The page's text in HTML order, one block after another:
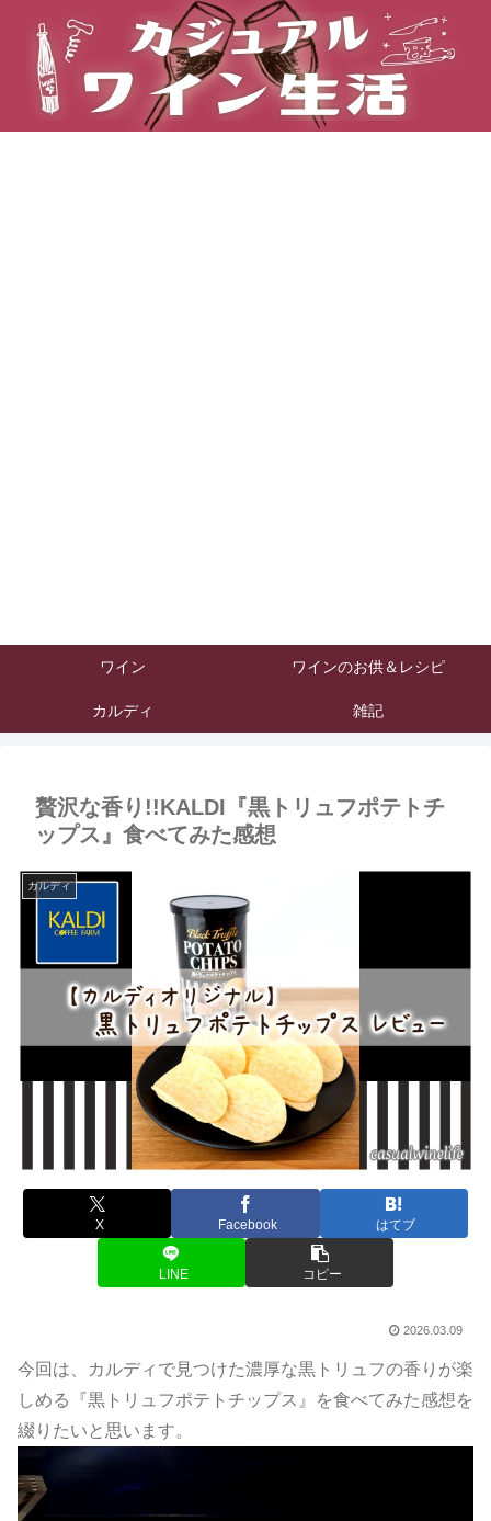
ワイン ワインのお供＆レシピ
カルディ 雑記
贅沢な香り!!KALDI『黒トリュフポテトチ
ップス』食べてみた感想
カルディ
X Facebook はてブ
LINE コピー
2026.03.09
今回は、カルディで見つけた濃厚な黒トリュフの香りが楽
しめる『黒トリュフポテトチップス』を食べてみた感想を
綴りたいと思います。